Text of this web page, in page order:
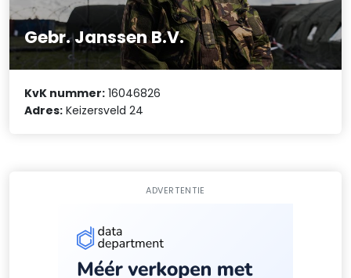
Gebr. Janssen B.V.
KvK nummer: 16046826
Adres: Keizersveld 24
ADVERTENTIE